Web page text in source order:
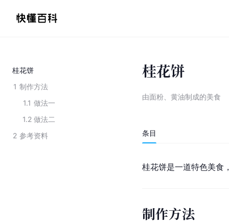
桂花饼
1 制作方法
1.1 做法一
1.2 做法二
2 参考资料
桂花饼
由面粉、黄油制成的美食
条目
桂花饼是一道特色美食
制作方法